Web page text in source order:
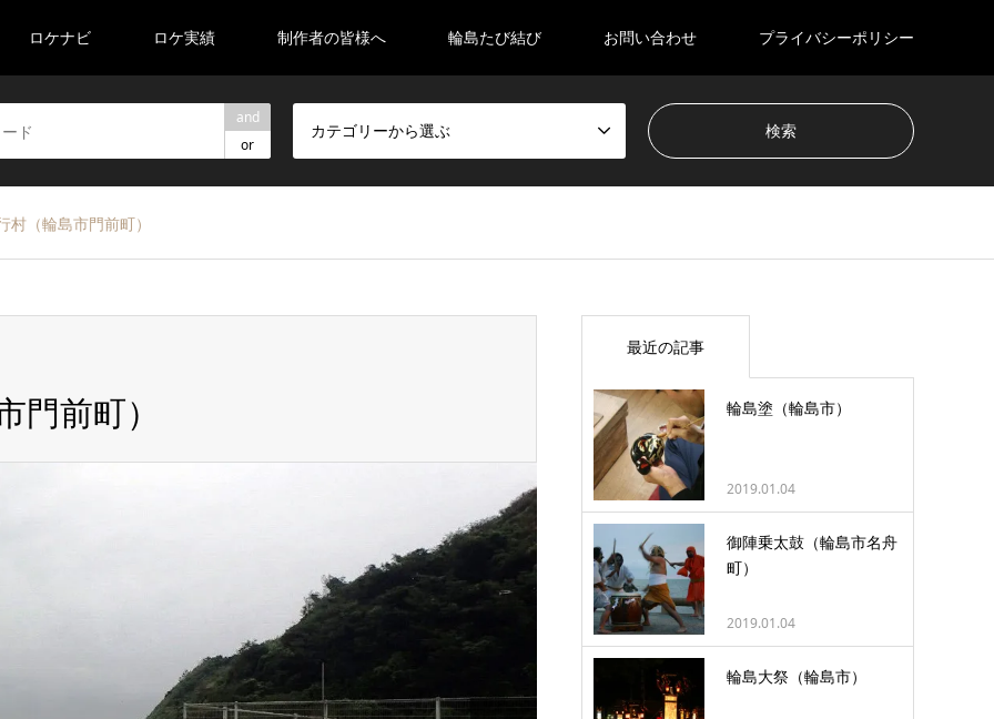
ロケナビ ロケ実績 制作者の皆様へ 輪島たび結び お問い合わせ プライバシーポリシー
and
or
カテゴリーから選ぶ
村（輪島市門前町）
門前町）
最近の記事
輪島塗（輪島市）
2019.01.04
御陣乗太鼓（輪島市名舟
町）
2019.01.04
輪島大祭（輪島市）